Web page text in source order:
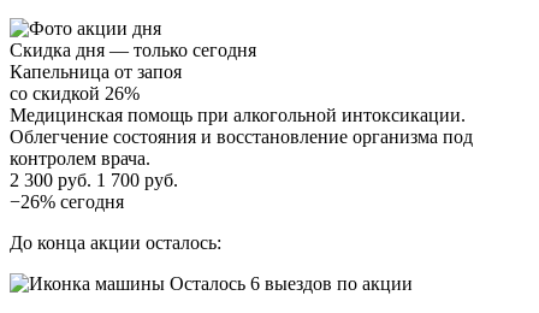
Скидка дня — только сегодня
Капельница от запоя
со скидкой 26%
Медицинская помощь при алкогольной интоксикации.
Облегчение состояния и восстановление организма под
контролем врача.
2 300 руб. 1 700 руб.
−26% сегодня
До конца акции осталось:
Осталось 6 выездов по акции